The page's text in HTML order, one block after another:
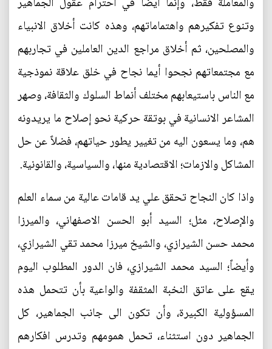
وتنوع تفكيرهم واهتماماتهم، وهذه كانت أخلاق الانبياء
والمصلحين، ثم أخلاق مراجع الدين العاملين في تجاربهم
مع مجتمعاتهم نجحوا أيما نجاح في خلق علاقة نموذجية
مع الناس باستيعابهم مختلف أنماط السلوك والثقافة، وصهر
المشاعر الانسانية في بوتقة حركية نحو إصلاح ما يريدونه
هم، وما يسعون اليه من تغيير يطور حياتهم، فضلاً عن حل
المشاكل والازمات؛ الاقتصادية منها، والسياسية، والقانونية.
واذا كان النجاح تحقق علي يد قامات عالية من سماء العلم
والإصلاح، مثل؛ السيد أبو الحسن الاصفهاني، والميرزا
محمد حسن الشيرازي، والشيخ ميرزا محمد تقي الشيرازي،
وأيضاً؛ السيد محمد الشيرازي، فان الدور المطلوب اليوم
يقع على عاتق النخبة المثقفة والواعية بأن تتحمل هذه
المسؤولية الكبيرة، وأن تكون الى جانب الجماهير، كل
الجماهير دون استثناء، تحمل همومهم وتدرس افكارهم